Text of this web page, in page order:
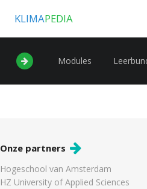
KLIMAPEDIA
Modules
Onze partners
Hogeschool van Amsterdam
HZ University of Applied Sciences